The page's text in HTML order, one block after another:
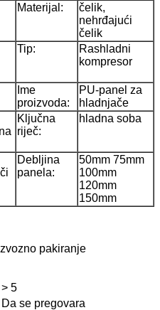
Materijal:
čelik,
nehrđajući
čelik
Tip:
Rashladni
kompresor
Ime
proizvoda:
PU-panel za
hladnjače
Ključna
riječ:
hladna soba
Debljina
panela:
50mm 75mm
100mm
120mm
150mm
pakiranje
> 5
Da se pregovara